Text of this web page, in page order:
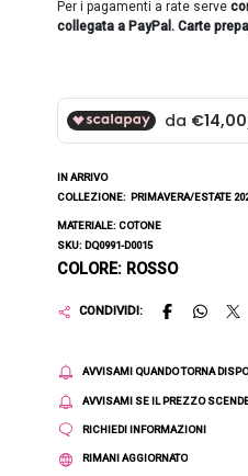
Per i pagamenti a rate serve
collegata a PayPal. Carte
IN ARRIVO
COLLEZIONE: PRIMAVERA/ESTATE
MATERIALE: COTONE
SKU: DQ0991-D0015
COLORE: ROSSO
CONDIVIDI:
AVVISAMI QUANDO TORNA
AVVISAMI SE IL PREZZO
RICHIEDI INFORMAZIONI
RIMANI AGGIORNATO